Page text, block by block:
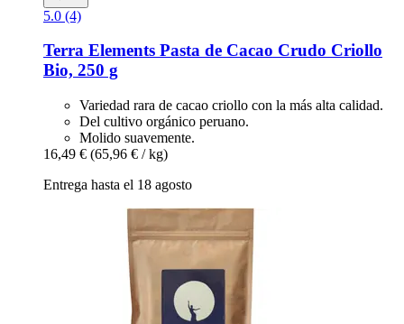
5.0 (4)
Terra Elements Pasta de Cacao Crudo Criollo
Bio, 250 g
Variedad rara de cacao criollo con la más alta calidad.
Del cultivo orgánico peruano.
Molido suavemente.
16,49 € (65,96 € / kg)
Entrega hasta el 18 agosto